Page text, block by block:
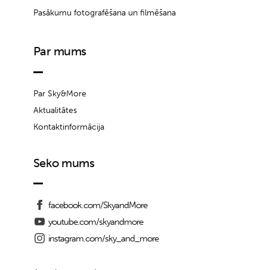
Pasākumu fotografēšana un filmēšana
Par mums
Par Sky&More
Aktualitātes
Kontaktinformācija
Seko mums
facebook.com/SkyandMore
youtube.com/skyandmore
instagram.com/sky_and_more